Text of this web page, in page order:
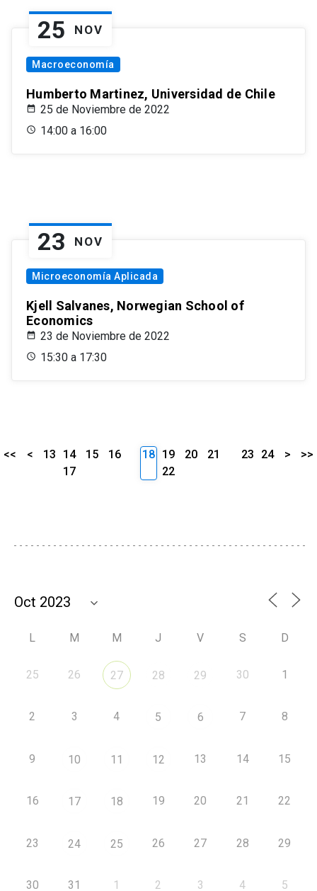
25 NOV
Macroeconomía
Humberto Martinez, Universidad de Chile
25 de Noviembre de 2022
14:00 a 16:00
23 NOV
Microeconomía Aplicada
Kjell Salvanes, Norwegian School of
Economics
23 de Noviembre de 2022
15:30 a 17:30
<< < 13 14 15
16
17
18 19 20
21
22
23 24 > >>
L M M J V S D
25 26 27 28 29 30 1
2 3 4 5 6 7 8
9 10 11 12 13 14 15
16 17 18 19 20 21 22
23 24 25 26 27 28 29
30 31 1 2 3 4 5